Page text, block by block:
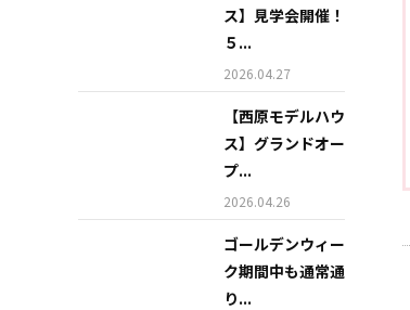
ス】見学会開催！
５...
2026.04.27
【西原モデルハウ
ス】グランドオー
プ...
2026.04.26
ゴールデンウィー
ク期間中も通常通
り...